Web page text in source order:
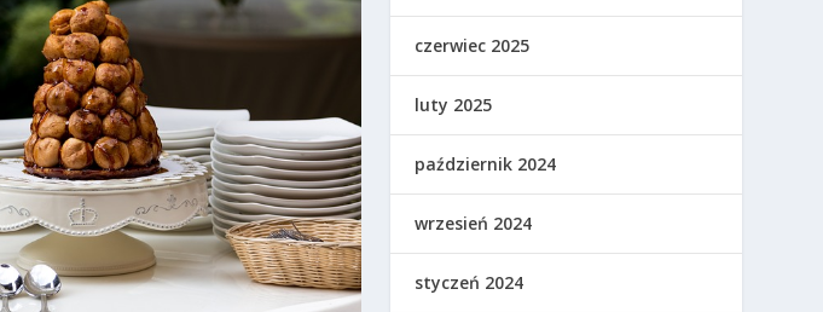
czerwiec 2025
luty 2025
październik 2024
wrzesień 2024
styczeń 2024